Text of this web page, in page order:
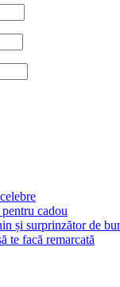
cadou
și surprinzător de
te facă remarcată